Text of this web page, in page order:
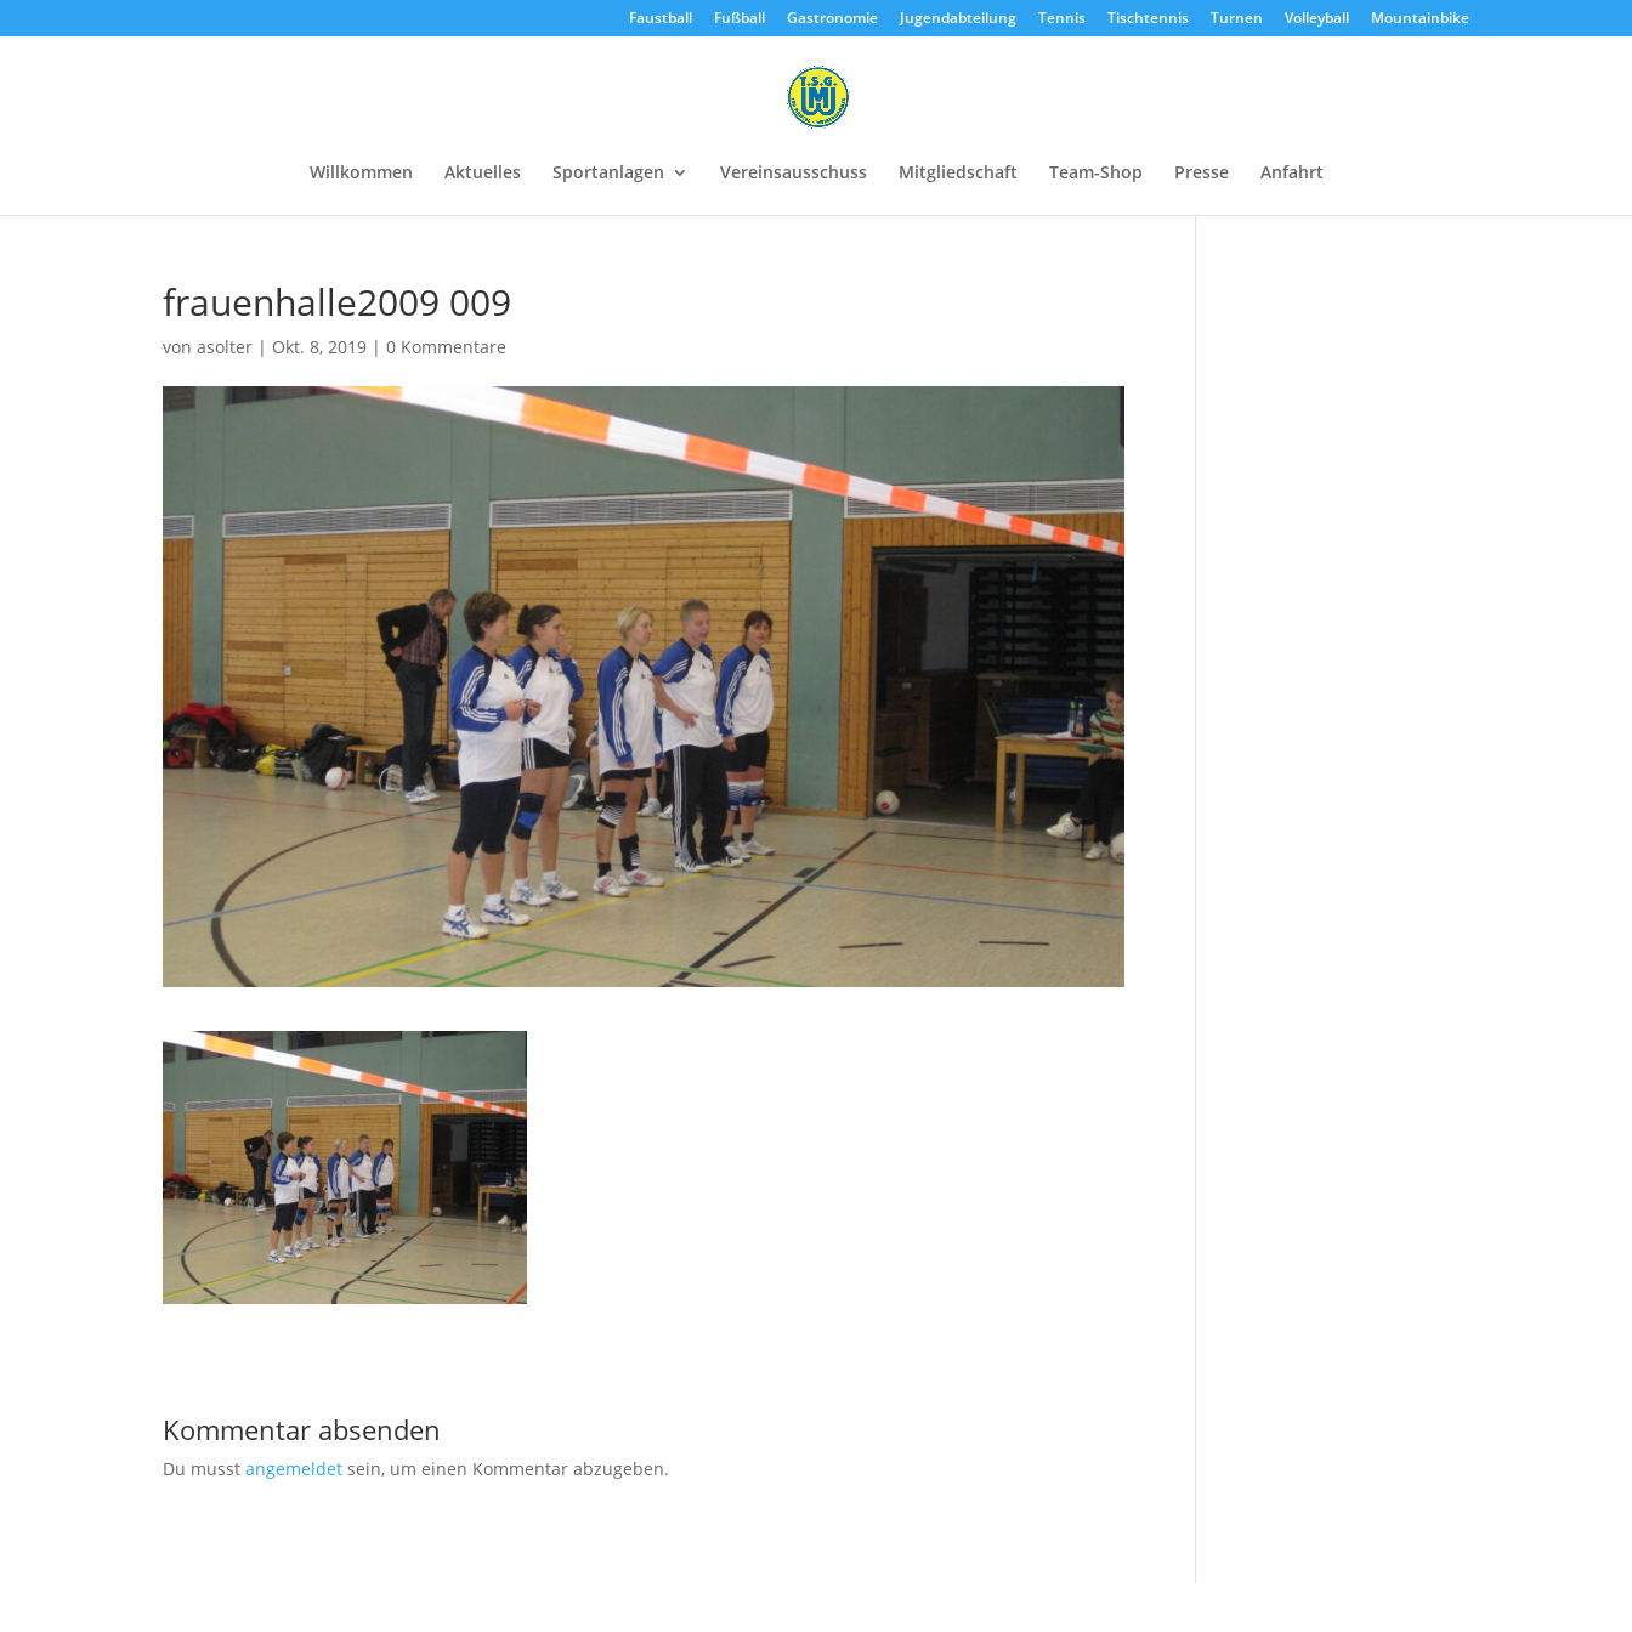
Faustball Fußball Gastronomie Jugendabteilung Tennis Tischtennis Turnen Volleyball Mountainbike
Willkommen Aktuelles Sportanlagen Vereinsausschuss Mitgliedschaft Team-Shop Presse Anfahrt
frauenhalle2009 009
vonasolter | Okt. 8, 2019 |0 Kommentare
Kommentar absenden
Du musstangemeldet sein, um einen Kommentar abzugeben.